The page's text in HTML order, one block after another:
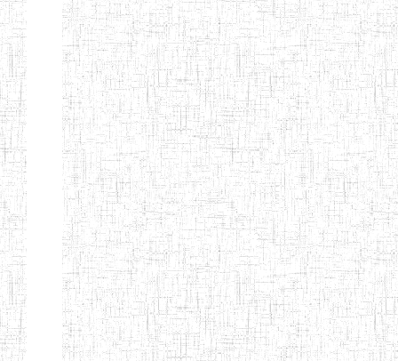
Etablissements
d'enseignement
normal
ENI
Chercher:
Effacer les filtres
Denomination